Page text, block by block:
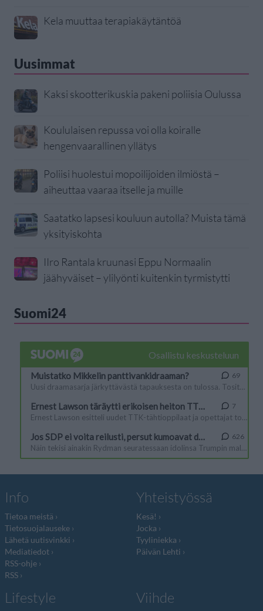
Kela muuttaa terapiakäytäntöä
Uusimmat
Kaksi skootterikuskia pakeni poliisia Oulussa
Koululaisen repussa voi olla koiralle
hengenvaarallinen yllätys
Poliisi huolestui mopoilijoiden ilmiöstä –
aiheuttaa vaaraa itselle ja muille
Saatatko lapsesi kouluun autolla? Muista tämä
yksityiskohta
IIro Rantala kruunasi Eppu Normaalin
jäähyväiset – ylilyönti kuitenkin tyrmistytti
Suomi24
Info
Tietoa meistä
Tietosuojalauseke
Lähetä uutisvinkki
Mediatiedot
RSS-ohje
RSS
Yhteistyössä
Kesä!
Jocka
Tyyliniekka
Päivän Lehti
Lifestyle Viihde